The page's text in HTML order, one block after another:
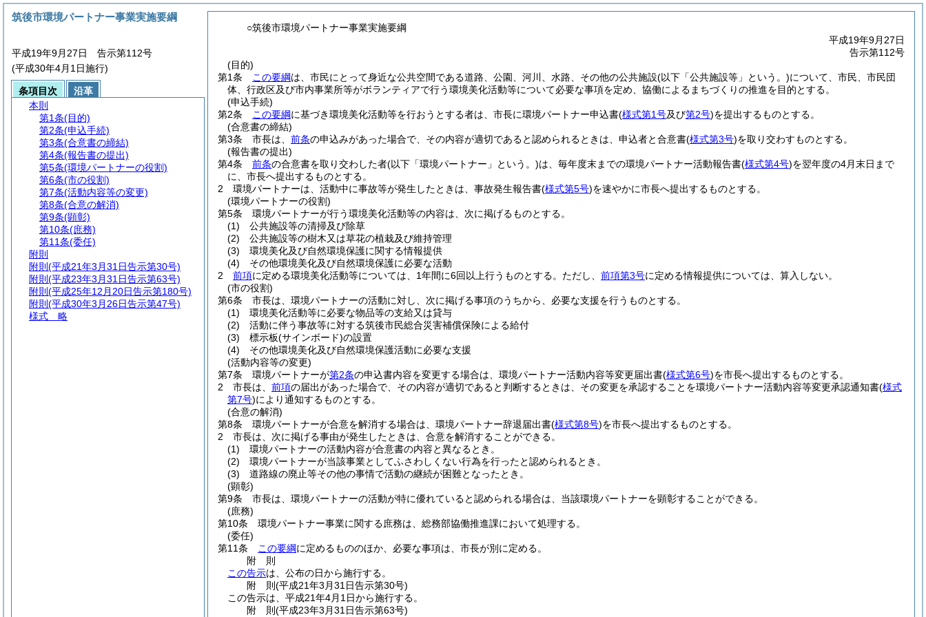
○筑後市環境パートナー事業実施要綱
平成19年9月27日
告示第112号
(目的)
第1条
この要綱は、市民にとって身近な公共空間である道路、公園、河川、水路、その他の公共施設(以下「公共施設等」という。)について、市民、市民団
体、行政区及び市内事業所等がボランティアで行う環境美化活動等について必要な事項を定め、協働によるまちづくりの推進を目的とする。
(申込手続)
第2条
この要綱に基づき環境美化活動等を行おうとする者は、市長に環境パートナー申込書(様式第1号及び第2号)を提出するものとする。
(合意書の締結)
第3条
市長は、 前条の申込みがあった場合で、その内容が適切であると認められるときは、申込者と合意書(様式第3号)を取り交わすものとする。
(報告書の提出)
第4条
前条の合意書を取り交わした者(以下「環境パートナー」という。)は、毎年度末までの環境パートナー活動報告書(様式第4号)を翌年度の4月末日まで
に、市長へ提出するものとする。
2
環境パートナーは、活動中に事故等が発生したときは、事故発生報告書(様式第5号)を速やかに市長へ提出するものとする。
(環境パートナーの役割)
第5条
環境パートナーが行う環境美化活動等の内容は、次に掲げるものとする。
(1)
公共施設等の清掃及び除草
(2)
公共施設等の樹木又は草花の植栽及び維持管理
(3)
環境美化及び自然環境保護に関する情報提供
(4)
その他環境美化及び自然環境保護に必要な活動
2
前項に定める環境美化活動等については、1年間に6回以上行うものとする。 ただし、 前項第3号に定める情報提供については、算入しない。
(市の役割)
第6条
市長は、環境パートナーの活動に対し、次に掲げる事項のうちから、必要な支援を行うものとする。
(1)
環境美化活動等に必要な物品等の支給又は貸与
(2)
活動に伴う事故等に対する筑後市民総合災害補償保険による給付
(3)
標示板(サインボード)の設置
(4)
その他環境美化及び自然環境保護活動に必要な支援
(活動内容等の変更)
第7条
環境パートナーが第2条の申込書内容を変更する場合は、環境パートナー活動内容等変更届出書(様式第6号)を市長へ提出するものとする。
2
市長は、 前項の届出があった場合で、その内容が適切であると判断するときは、その変更を承認することを環境パートナー活動内容等変更承認通知書(様式
第7号)により通知するものとする。
(合意の解消)
第8条
環境パートナーが合意を解消する場合は、環境パートナー辞退届出書(様式第8号)を市長へ提出するものとする。
2
市長は、次に掲げる事由が発生したときは、合意を解消することができる。
(1)
環境パートナーの活動内容が合意書の内容と異なるとき。
(2)
環境パートナーが当該事業としてふさわしくない行為を行ったと認められるとき。
(3)
道路線の廃止等その他の事情で活動の継続が困難となったとき。
(顕彰)
第9条
市長は、環境パートナーの活動が特に優れていると認められる場合は、当該環境パートナーを顕彰することができる。
(庶務)
第10条
環境パートナー事業に関する庶務は、総務部協働推進課において処理する。
(委任)
第11条
この要綱に定めるもののほか、必要な事項は、市長が別に定める。
附 則
この告示は、公布の日から施行する。
附 則(平成21年3月31日告示第30号)
この告示は、平成21年4月1日から施行する。
附 則(平成23年3月31日告示第63号)
筑後市環境パートナー事業実施要綱
平成19年9月27日 告示第112号
(平成30年4月1日施行)
条項目次
沿革
本則
第1条(目的)
第2条(申込手続)
第3条(合意書の締結)
第4条(報告書の提出)
第5条(環境パートナーの役割)
第6条(市の役割)
第7条(活動内容等の変更)
第8条(合意の解消)
第9条(顕彰)
第10条(庶務)
第11条(委任)
附則
附則 (平成21年3月31日告示第30号)
附則 (平成23年3月31日告示第63号)
附則 (平成25年12月20日告示第180号)
附則 (平成30年3月26日告示第47号)
様式 略